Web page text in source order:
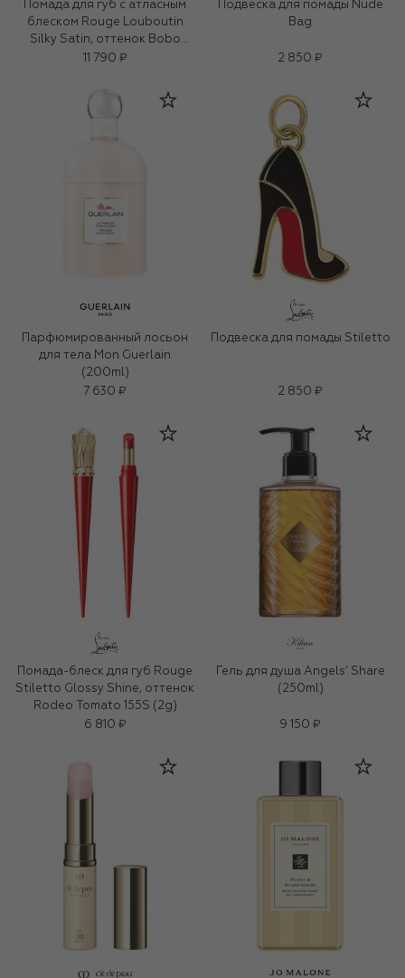
Помада для губ с атласным
блеском Rouge Louboutin
Silky Satin, оттенок Bobo
Blush
11 790 ₽
Подвеска для помады Nude
Bag
2 850 ₽
Парфюмированный лосьон
для тела Mon Guerlain
(200ml)
7 630 ₽
Подвеска для помады Stiletto
2 850 ₽
Помада-блеск для губ Rouge
Stiletto Glossy Shine, оттенок
Rodeo Tomato 155S (2g)
6 810 ₽
Гель для душа Angels’ Share
(250ml)
9 150 ₽